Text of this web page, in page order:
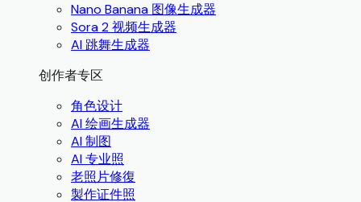
Nano Banana 图像生成器
Sora 2 视频生成器
AI 跳舞生成器
创作者专区
角色设计
AI 绘画生成器
AI 制图
AI 专业照
老照片修復
製作证件照